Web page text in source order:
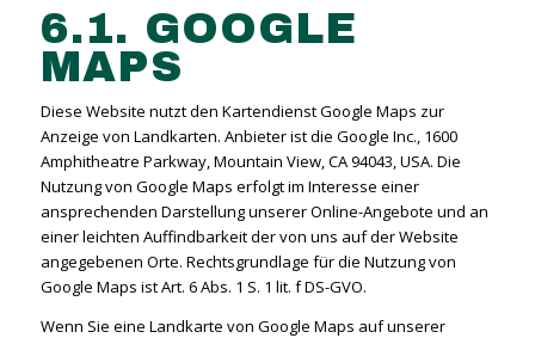
6.1. GOOGLE
MAPS
Diese Website nutzt den Kartendienst Google Maps zur
Anzeige von Landkarten. Anbieter ist die Google Inc., 1600
Amphitheatre Parkway, Mountain View, CA 94043, USA. Die
Nutzung von Google Maps erfolgt im Interesse einer
ansprechenden Darstellung unserer Online-Angebote und an
einer leichten Auffindbarkeit der von uns auf der Website
angegebenen Orte. Rechtsgrundlage für die Nutzung von
Google Maps ist Art. 6 Abs. 1 S. 1 lit. f DS-GVO.
Wenn Sie eine Landkarte von Google Maps auf unserer